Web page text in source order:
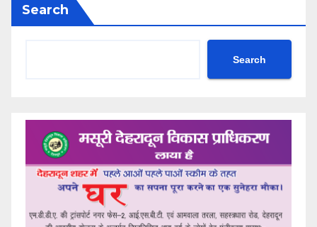
Search
Search